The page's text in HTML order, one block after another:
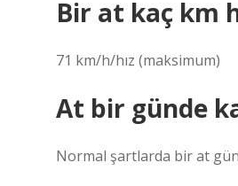
Bir at kaç km
71 km/h/hız (maksimum)
At bir günde
Normal şartlarda bir at